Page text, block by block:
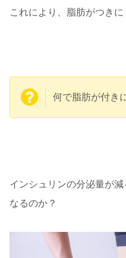
これにより、脂肪がつきに
何で脂肪が付き
インシュリンの分泌量が
なるのか？